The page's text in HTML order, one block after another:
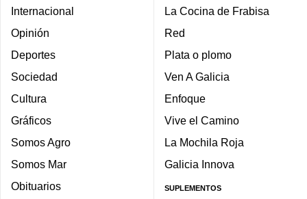
Internacional
Opinión
Deportes
Sociedad
Cultura
Gráficos
Somos Agro
Somos Mar
Obituarios
La Cocina de Frabisa
Red
Plata o plomo
Ven A Galicia
Enfoque
Vive el Camino
La Mochila Roja
Galicia Innova
SUPLEMENTOS